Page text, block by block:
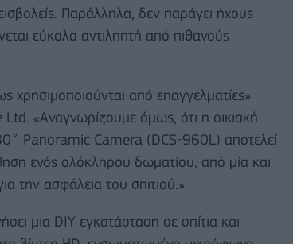
Παράλληλα, δεν παράγει ήχους
εύκολα αντιληπτή από πιθανούς
χρησιμοποιούνται από επαγγελματίες»
«Αναγνωρίζουμε όμως, ότι η οικιακή
Panoramic Camera (DCS-960L) αποτελεί
ενός ολόκληρου δωματίου, από μία και
την ασφάλεια του σπιτιού.»
μια DIY εγκατάσταση σε σπίτια και